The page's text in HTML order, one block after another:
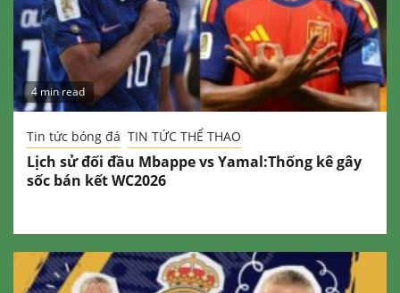
4 min read
Tin tức bóng đá TIN TỨC THỂ THAO
Lịch sử đối đầu Mbappe vs Yamal:Thống kê gây
sốc bán kết WC2026